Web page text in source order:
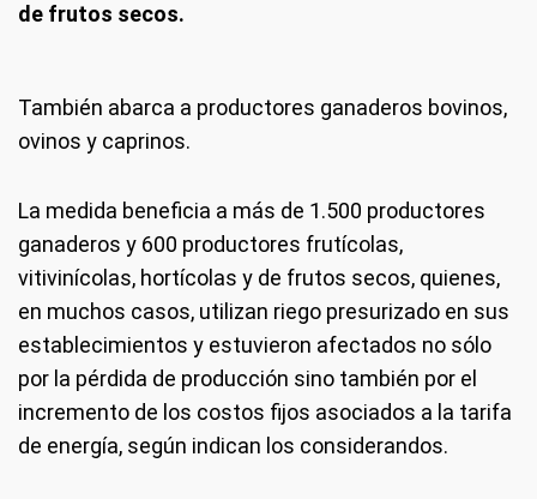
de frutos secos.
También abarca a productores ganaderos bovinos,
ovinos y caprinos.
La medida beneficia a más de 1.500 productores
ganaderos y 600 productores frutícolas,
vitivinícolas, hortícolas y de frutos secos, quienes,
en muchos casos, utilizan riego presurizado en sus
establecimientos y estuvieron afectados no sólo
por la pérdida de producción sino también por el
incremento de los costos fijos asociados a la tarifa
de energía, según indican los considerandos.